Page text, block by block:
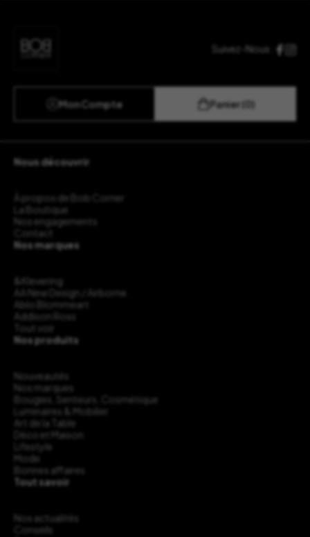
Suivez-Nous :
Mon Compte Panier (0)
Nous découvrir
À propos de Bob Corner
La Boutique
Nos engagements
Contact
Nos marques
&Klevering
AA New Design / Airborne
Ablo Blommeart
Addison Ross
Tout voir
Nos produits
Nouveautés
Nos marques
Bougies, Senteurs, Cosmétique
Luminaires & Mobilier
Art de la Table
Déco et Maison
Lifestyle
Mode
Bonnes affaires
Tout savoir
Nos actualités
Conseils